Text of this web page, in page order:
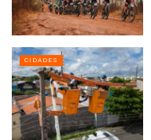
CIDADES